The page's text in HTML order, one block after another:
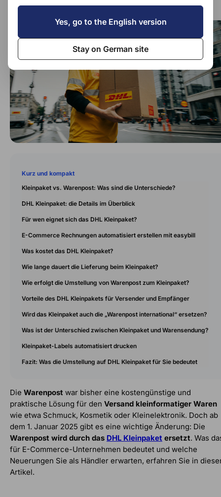
Kurz und kompakt
Kleinpaket vs. Warenpost: Was sind die Unterschiede?
DHL Kleinpaket: die Details im Überblick
Für wen eignet sich das DHL Kleinpaket?
E-Commerce Rechnungen automatisiert erstellen mit easybill
Was kostet das DHL Kleinpaket?
Wie lange dauert die Lieferung beim Kleinpaket?
Wie erfolgt die Umstellung von Warenpost zum Kleinpaket?
Vorteile des DHL Kleinpakets für Versender und Empfänger
Wird das Kleinpaket auch die „Warenpost international“ ersetzen?
Was ist der Unterschied zwischen Kleinpaket und Warensendung?
Kleinpaket-Labels automatisiert drucken
Fazit: Was die Umstellung auf DHL Kleinpaket für Sie bedeutet
Die Warenpost war bisher eine kostengünstige und
praktische Lösung für den Versand kleinformatiger Waren
wie etwa Schmuck, Kosmetik oder Kleinelektronik. Doch ab
dem 1. Januar 2025 gibt es eine wichtige Änderung: Die
Warenpost wird durch das DHL Kleinpaket ersetzt. Was
für E-Commerce-Unternehmen bedeutet und welche
Neuerungen Sie als Händler erwarten, erfahren Sie in
Artikel.
Yes, go to the English version
Stay on German site